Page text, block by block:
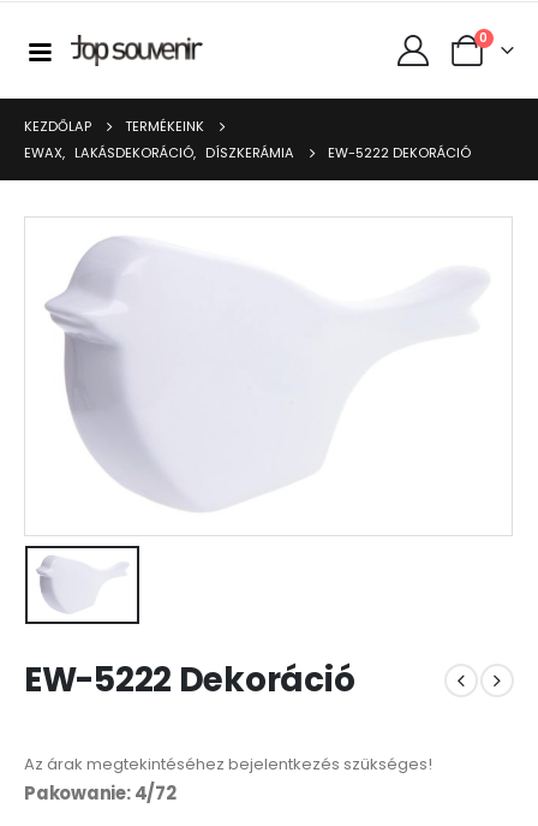
0
KEZDŐLAP
TERMÉKEINK
EWAX, LAKÁSDEKORÁCIÓ, DÍSZKERÁMIA EW-5222 DEKORÁCIÓ
EW-5222 Dekoráció
Az árak megtekintéséhez bejelentkezés szükséges!
Pakowanie: 4/72